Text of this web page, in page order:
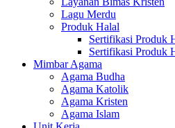
Lagu Merdu
Produk Halal
Sertifikasi Produk
Sertifikasi Produk
Mimbar Agama
Agama Budha
Agama Katolik
Agama Kristen
Agama Islam